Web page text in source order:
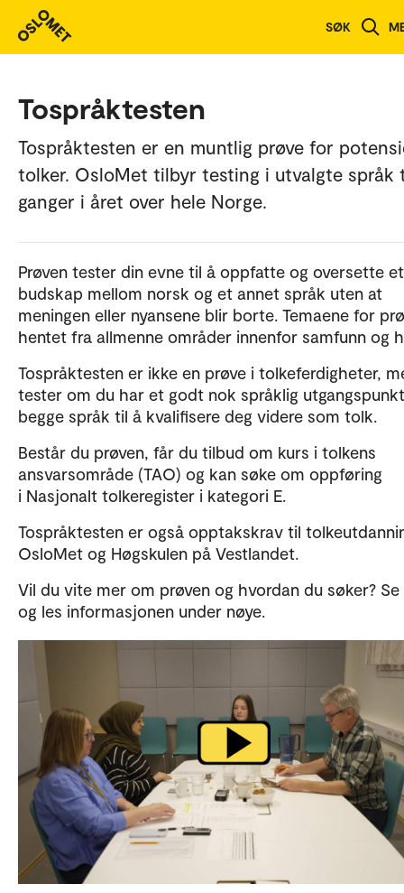
SØK
Tospråktesten
Tospråktesten er en muntlig prøve for
tolker. OsloMet tilbyr testing i utvalgte språk
ganger i året over hele Norge.
Prøven tester din evne til å oppfatte og oversette et
budskap mellom norsk og et annet språk uten at
meningen eller nyansene blir borte. Temaene for
hentet fra allmenne områder innenfor samfunn og
Tospråktesten er ikke en prøve i tolkeferdigheter,
tester om du har et godt nok språklig
begge språk til å kvalifisere deg videre som tolk.
Består du prøven, får du tilbud om kurs i tolkens
ansvarsområde (TAO) og kan søke om oppføring
i Nasjonalt tolkeregister i kategori E.
Tospråktesten er også opptakskrav til
OsloMet og Høgskulen på Vestlandet.
Vil du vite mer om prøven og hvordan du søker?
og les informasjonen under nøye.